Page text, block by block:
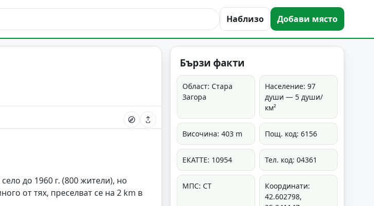
Наблизо Добави място
до 1960 г. (800 жители), но
от тях, преселват се на 2 km в
Бързи факти
Област: Стара
Загора
Население: 97
души — 5 души/
км²
Височина: 403 m Пощ. код: 6156
ЕКАТТЕ: 10954 Тел. код: 04361
МПС: СТ
Координати:
42.602798,